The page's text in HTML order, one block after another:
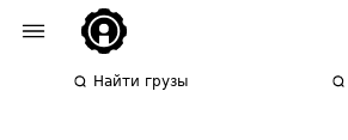
Найти грузы